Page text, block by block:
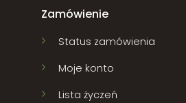
Zamówienie
Status zamówienia
Moje konto
Lista życzeń